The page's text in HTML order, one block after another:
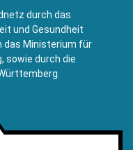
Mail)
durch das
und Gesundheit
das Ministerium für
sowie durch die